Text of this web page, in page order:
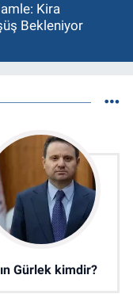
Kira
Bekleniyor
Gürlek kimdir?